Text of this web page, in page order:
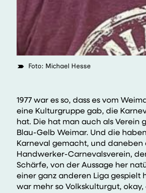
Bernd Rost
Foto: Michael Hesse
1977 war es so, dass es vom
eine Kulturgruppe gab, die
hat. Die hat man auch als Verein
Blau-Gelb Weimar. Und die
Karneval gemacht, und daneben
Handwerker-Carnevalsverein,
Schärfe, von der Aussage her
einer ganz anderen Liga gespielt
war mehr so Volkskulturgut,